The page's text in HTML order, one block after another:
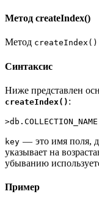
Метод createIndex()
Метод createIndex()
Синтаксис
Ниже представлен
createIndex() :
key — это имя поля,
указывает на
убыванию
Пример